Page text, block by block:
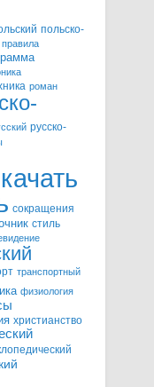
польско-
правила
роман
русско-
сокращения
стиль
транспортный
физиология
христианство